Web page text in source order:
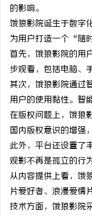
的影响。
饿狼影院诞生于数字
为用户打造一个“随
首先，饿狼影院的用
步观看，包括电脑、
其次，饿狼影院通过
用户的使用黏性。智
在版权问题上，饿狼
国内版权意识的增强
此外，平台还设置了
观影不再是孤立的行
从内容提供上看，饿
片爱好者、浪漫爱情
技术方面，饿狼影院